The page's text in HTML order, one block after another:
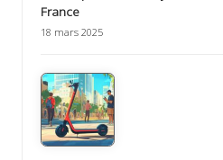
France
18 mars 2025